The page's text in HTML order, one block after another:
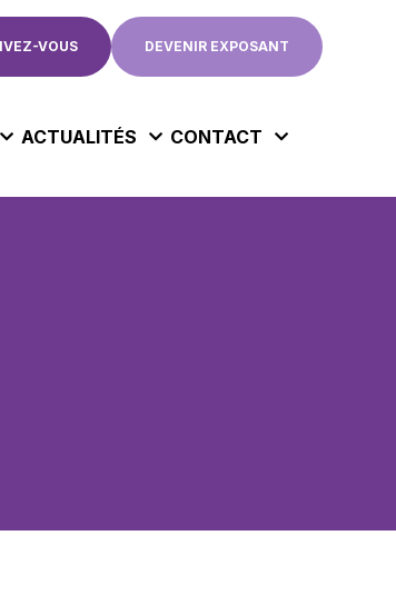
VOUS DEVENIR EXPOSANT
ACTUALITÉS CONTACT